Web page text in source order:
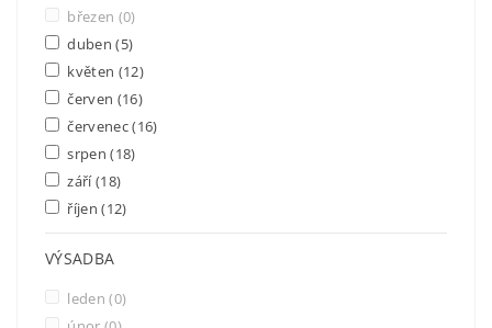
březen (0)
duben(5)
květen (12)
červen (16)
červenec(16)
srpen(18)
září(18)
říjen(12)
VÝSADBA
leden(0)